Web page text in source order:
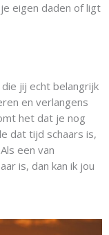
eigen daden of ligt
jij echt belangrijk
en verlangens
het dat je nog
dat tijd schaars is,
een van
is, dan kan ik jou